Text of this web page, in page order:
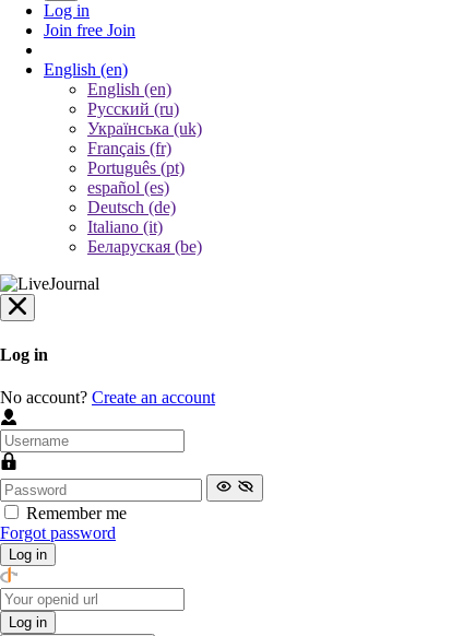
Log in
Join free Join
English (en)
English (en)
Русский (ru)
Українська (uk)
Français (fr)
Português (pt)
español (es)
Deutsch (de)
Italiano (it)
Беларуская (be)
Log in
No account? Create an account
Remember me
Forgot password
Log in
Log in